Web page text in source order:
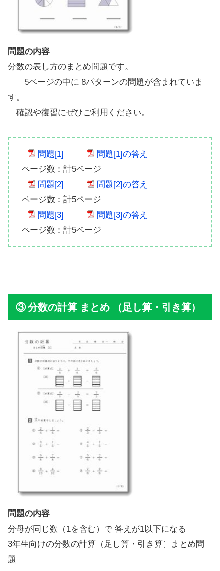
問題の内容
分数の表し方のまとめ問題です。
5ページの中に 8パターンの問題が含まれていま
す。
確認や復習にぜひご利用ください。
問題[1]
問題[1]の答え
ページ数：計5ページ
問題[2]
問題[2]の答え
ページ数：計5ページ
問題[3]
問題[3]の答え
ページ数：計5ページ
分数の計算 まとめ （足し算・引き算）
問題の内容
分母が同じ数（1を含む）で 答えが1以下になる
3年生向けの分数の計算（足し算・引き算）まとめ問
題